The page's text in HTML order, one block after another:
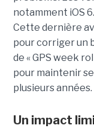
notamment iOS
Cette dernière
pour corriger un
de « GPS week
pour maintenir
plusieurs années.
Un impact